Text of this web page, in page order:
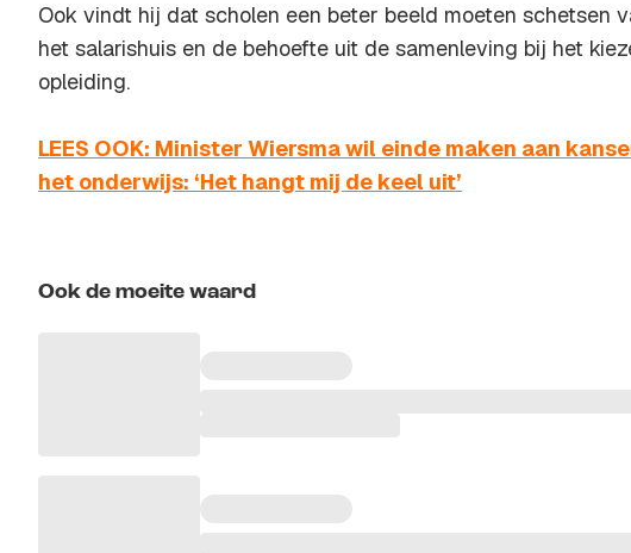
Ook vindt hij dat scholen een beter beeld moeten schetsen
het salarishuis en de behoefte uit de samenleving bij het
opleiding.
LEES OOK: Minister Wiersma wil einde maken aan
het onderwijs: ‘Het hangt mij de keel uit’
Ook de moeite waard